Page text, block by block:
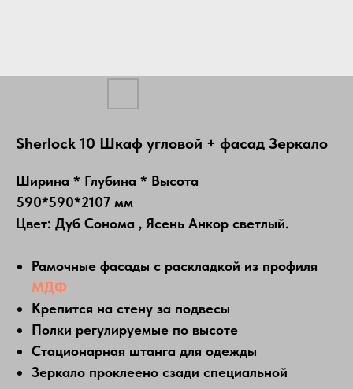
Sherlock 10 Шкаф угловой + фасад Зеркало
Ширина * Глубина * Высота
590*590*2107 мм
Цвет: Дуб Сонома , Ясень Анкор светлый.
Рамочные фасады с раскладкой из профиля
МДФ
Крепится на стену за подвесы
Полки регулируемые по высоте
Стационарная штанга для одежды
Зеркало проклеено сзади специальной